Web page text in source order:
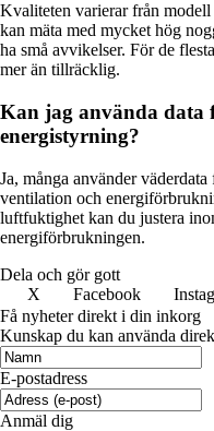
Kvaliteten varierar från
kan mäta med mycket hög
ha små avvikelser. För de
mer än tillräcklig.
Kan jag använda data
energistyrning?
Ja, många använder
ventilation och
luftfuktighet kan du justera
energiförbrukningen.
Dela och gör gott
X
Facebook
Få nyheter direkt i din inkorg
Kunskap du kan använda
E-postadress
Anmäl dig